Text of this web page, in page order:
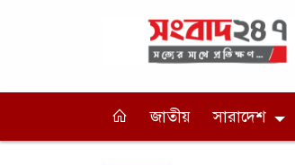
জাতীয় সারাদেশ